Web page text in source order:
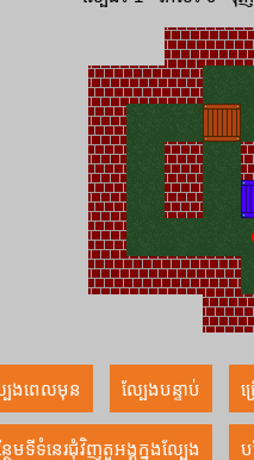
ែងពេលមុន ល្បែងបន្ទាប់ ជ្
ែមទីទំនេរជុំវិញតួអង្គក្នុងល្បែង ប